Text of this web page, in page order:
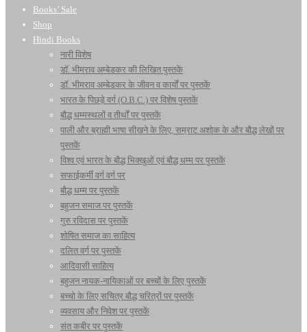
Books’ Sale
Shop
Hindi Books
नारी विशेष
डॉ. भीमराव अम्बेडकर की लिखित पुस्तकें
डॉ. भीमराव अम्बेडकर के जीवन व कार्यों पर पुस्तकें
भारत के पिछड़े वर्ग (O.B.C.) पर विशेष पुस्तकें
बौद्ध धम्मस्थलों व तीर्थों पर पुस्तकें
पाली और ब्राह्मी भाषा सीखने के लिए, सम्राट अशोक के और बौद्ध लेखों पर
पुस्तकें
विश्व एवं भारत के बौद्ध भिक्खुओं एवं बौद्ध धम्म पर पुस्तकें
सफाईकर्मी वर्ग वर्ग पर
बौद्ध धम्म पर पुस्तकें
बहुजन समाज पर पुस्तकें
गुरु रविदास पर पुस्तकें
शोषित समाज का साहित्य
दलित वर्ग पर पुस्तकें
आदिवासी साहित्य
बहुजन नायक-नायिकाओं पर बच्चों के लिए पुस्तकें
बच्चो के लिए सचित्र बौद्ध चरित्रों पर पुस्तकें
व्यवसाय और निवेश पर पुस्तकें
संत कबीर पर पुस्तकें